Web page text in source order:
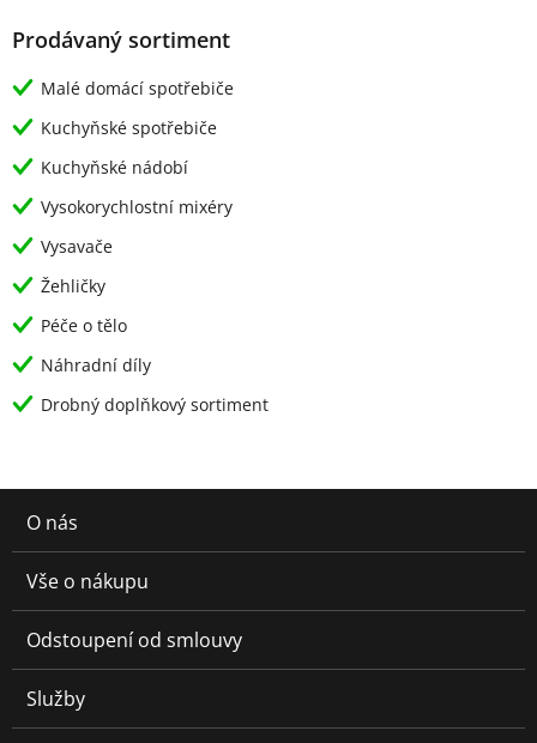
Prodávaný sortiment
Malé domácí spotřebiče
Kuchyňské spotřebiče
Kuchyňské nádobí
Vysokorychlostní mixéry
Vysavače
Žehličky
Péče o tělo
Náhradní díly
Drobný doplňkový sortiment
O nás
Vše o nákupu
Odstoupení od smlouvy
Služby